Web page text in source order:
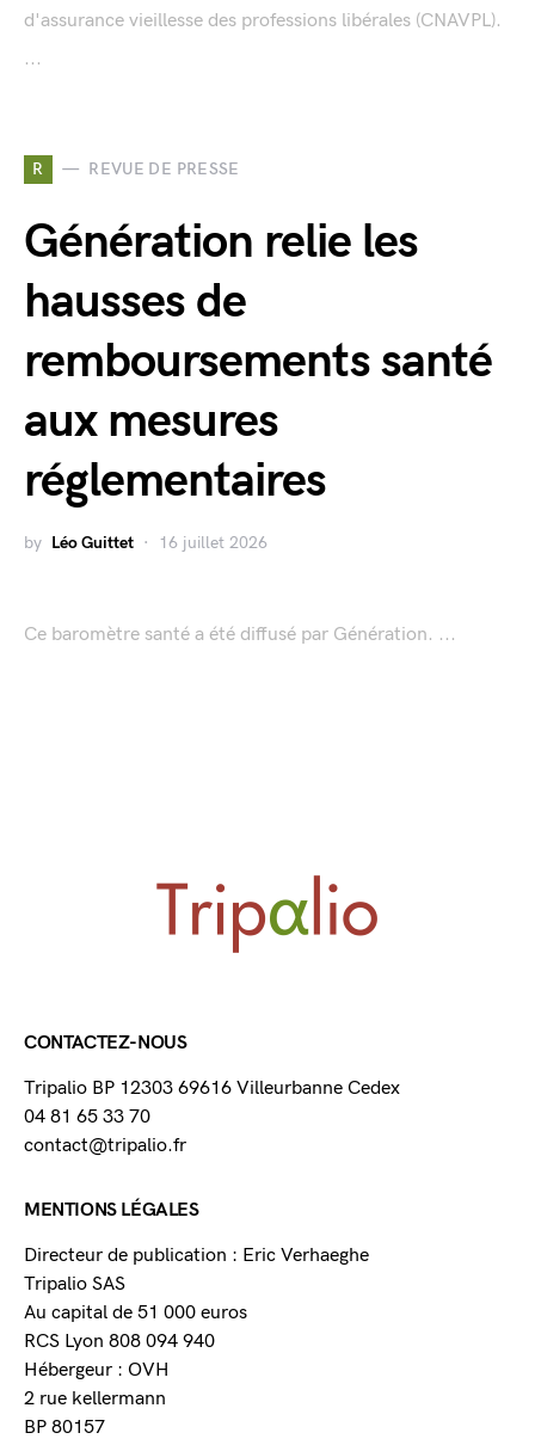
d'assurance vieillesse des professions libérales (CNAVPL).
...
R REVUE DE PRESSE
Génération relie les
hausses de
remboursements santé
aux mesures
réglementaires
by Léo Guittet 16 juillet 2026
Ce baromètre santé a été diffusé par Génération. ...
CONTACTEZ-NOUS
Tripalio BP 12303 69616 Villeurbanne Cedex
04 81 65 33 70
contact@tripalio.fr
MENTIONS LÉGALES
Directeur de publication : Eric Verhaeghe
Tripalio SAS
Au capital de 51 000 euros
RCS Lyon 808 094 940
Hébergeur : OVH
2 rue kellermann
BP 80157